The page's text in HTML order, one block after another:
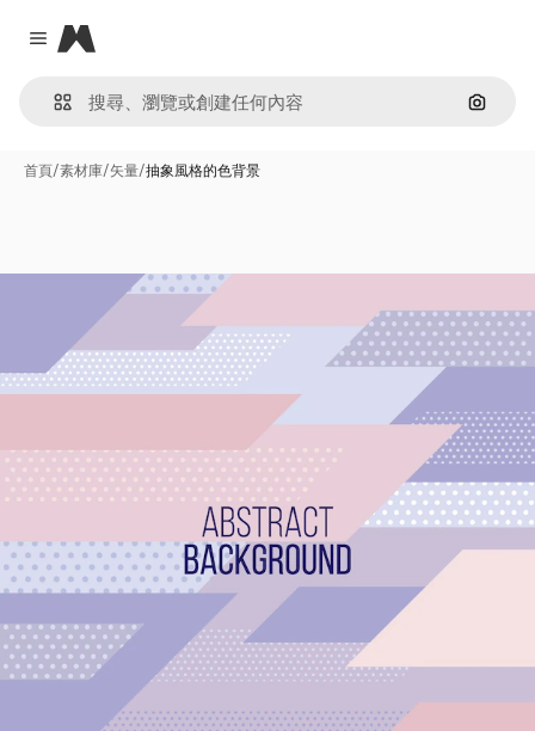
Close menu
Magnific
通過圖
首頁/素材庫/矢量/抽象風格的色背景